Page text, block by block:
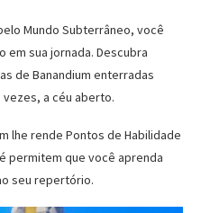
Mundo Subterrâneo, você
sua jornada. Descubra
de Banandium enterradas
a céu aberto.
lhe rende Pontos de Habilidade
permitem que você aprenda
seu repertório.